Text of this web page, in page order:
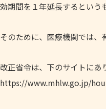
効期間を１年延長するという
そのために、医療機関では、
改正省令は、下のサイトにあ
https://www.mhlw.go.jp/